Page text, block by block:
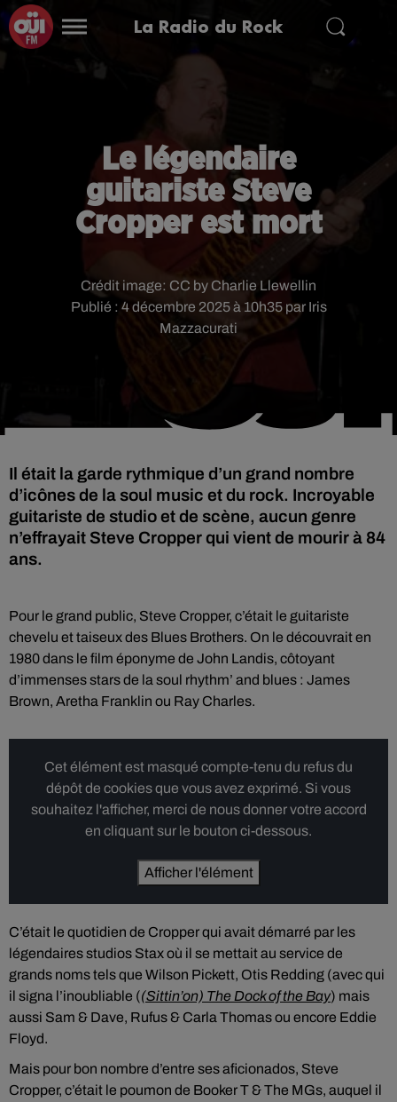
La Radio du Rock
Le légendaire
guitariste Steve
Cropper est mort
Publié : 4 décembre 2025 à 10h35 par Iris
Mazzacurati
Crédit image: CC by Charlie Llewellin
Il était la garde rythmique d’un grand nombre
d’icônes de la soul music et du rock. Incroyable
guitariste de studio et de scène, aucun genre
n’effrayait Steve Cropper qui vient de mourir à 84
ans.
Pour le grand public, Steve Cropper, c’était le guitariste
chevelu et taiseux des Blues Brothers. On le découvrait en
1980 dans le film éponyme de John Landis, côtoyant
d’immenses stars de la soul rhythm’ and blues : James
Brown, Aretha Franklin ou Ray Charles.
Cet élément est masqué compte-tenu du refus du
dépôt de cookies que vous avez exprimé. Si vous
souhaitez l'afficher, merci de nous donner votre accord
en cliquant sur le bouton ci-dessous.
Afficher l'élément
C’était le quotidien de Cropper qui avait démarré par les
légendaires studios Stax où il se mettait au service de
grands noms tels que Wilson Pickett, Otis Redding (avec qui
il signa l’inoubliable ((Sittin’on) The Dock of the Bay) mais
aussi Sam & Dave, Rufus & Carla Thomas ou encore Eddie
Floyd.
Mais pour bon nombre d’entre ses aficionados, Steve
Cropper, c’était le poumon de Booker T & The MGs, auquel il